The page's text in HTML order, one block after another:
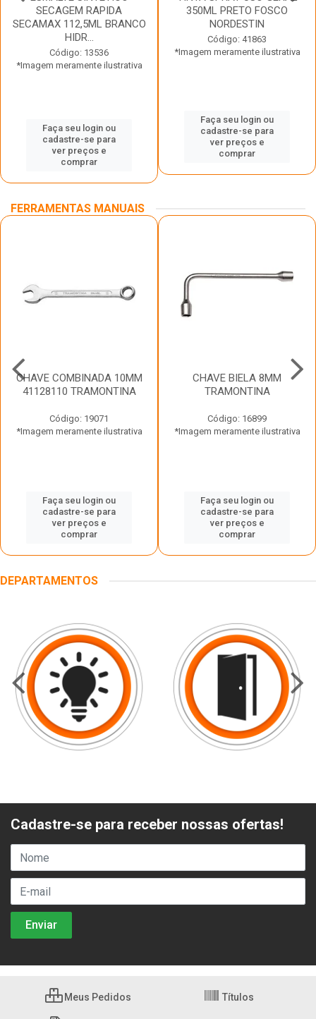
SECAGEM RAPIDA
SECAMAX 112,5ML BRANCO
HIDR...
Código: 13536
*Imagem meramente ilustrativa
Faça seu login ou
cadastre-se para
ver preços e
comprar
350ML PRETO FOSCO
NORDESTIN
Código: 41863
*Imagem meramente ilustrativa
Faça seu login ou
cadastre-se para
ver preços e
comprar
FERRAMENTAS MANUAIS
CHAVE COMBINADA 10MM
41128110 TRAMONTINA
Código: 19071
*Imagem meramente ilustrativa
Faça seu login ou
cadastre-se para
ver preços e
comprar
CHAVE BIELA 8MM
TRAMONTINA
Código: 16899
*Imagem meramente ilustrativa
Faça seu login ou
cadastre-se para
ver preços e
comprar
DEPARTAMENTOS
Cadastre-se para receber nossas ofertas!
Meus Pedidos Títulos